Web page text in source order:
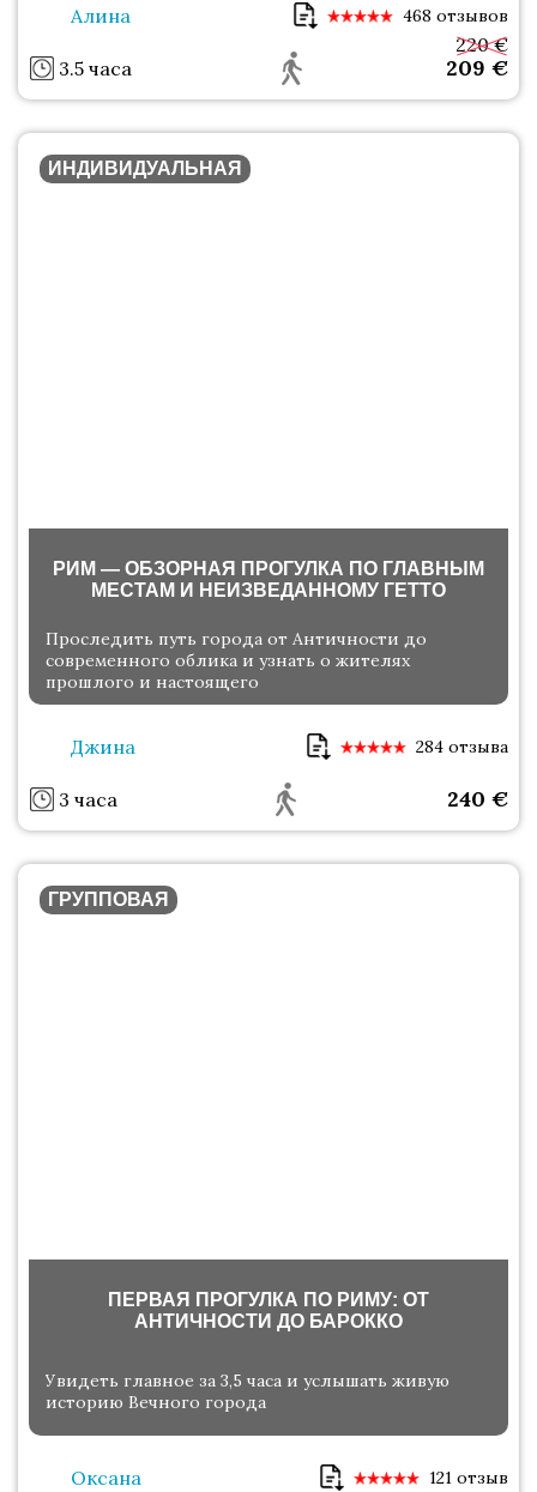
Алина 468 отзывов
3.5 часа 209 €
220 €
ИНДИВИДУАЛЬНАЯ
РИМ — ОБЗОРНАЯ ПРОГУЛКА ПО ГЛАВНЫМ
МЕСТАМ И НЕИЗВЕДАННОМУ ГЕТТО
Проследить путь города от Античности до
современного облика и узнать о жителях
прошлого и настоящего
Джина 284 отзыва
3 часа 240 €
ГРУППОВАЯ
ПЕРВАЯ ПРОГУЛКА ПО РИМУ: ОТ
АНТИЧНОСТИ ДО БАРОККО
Увидеть главное за 3,5 часа и услышать живую
историю Вечного города
Оксана 121 отзыв